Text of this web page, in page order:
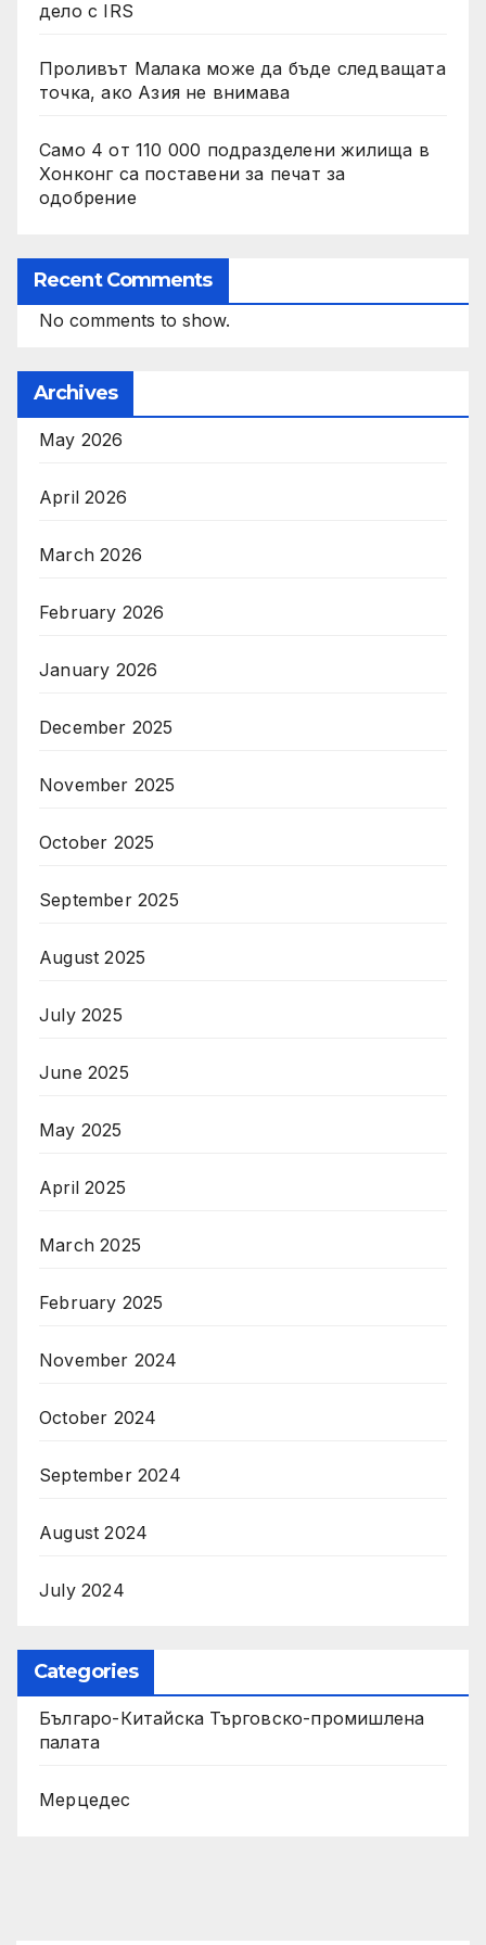
дело с IRS
Проливът Малака може да бъде следващата
точка, ако Азия не внимава
Само 4 от 110 000 подразделени жилища в
Хонконг са поставени за печат за
одобрение
Recent Comments
No comments to show.
Archives
May 2026
April 2026
March 2026
February 2026
January 2026
December 2025
November 2025
October 2025
September 2025
August 2025
July 2025
June 2025
May 2025
April 2025
March 2025
February 2025
November 2024
October 2024
September 2024
August 2024
July 2024
Categories
Българо-Китайска Търговско-промишлена
палaта
Мерцедес